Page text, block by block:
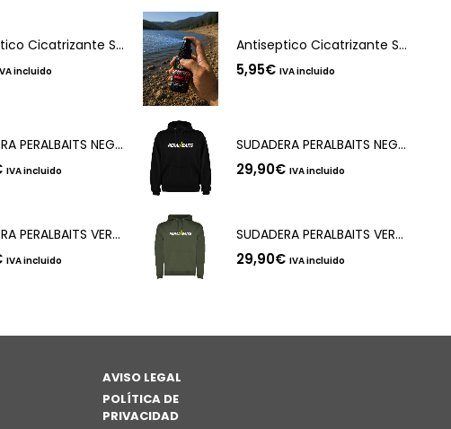
Antiseptico Cicatrizante Spray Peralbaits
incluido
SUDADERA PERALBAITS NEGRA PBS HZ
IVA incluido
SUDADERA PERALBAITS VERDE HZ LOGO BLANCO
IVA incluido
Antiseptico Cicatrizante Spray Peralbaits
5,95€ IVA incluido
SUDADERA PERALBAITS NEGRA PBS HZ
29,90€ IVA incluido
SUDADERA PERALBAITS VERDE HZ LOGO BLANCO
29,90€ IVA incluido
AVISO LEGAL
POLÍTICA DE
PRIVACIDAD